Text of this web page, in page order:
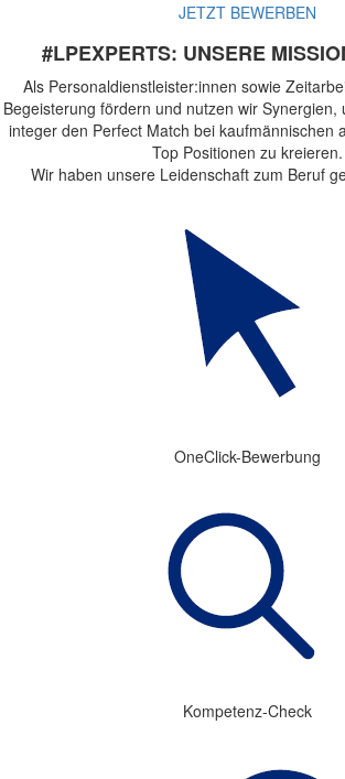
JETZT BEWERBEN
#LPEXPERTS: UNSERE
Als Personaldienstleister:innen sowie
Begeisterung fördern und nutzen wir Synergien,
integer den Perfect Match bei kaufmännischen
Top Positionen zu kreieren.
Wir haben unsere Leidenschaft zum Beruf
OneClick-Bewerbung
Kompetenz-Check